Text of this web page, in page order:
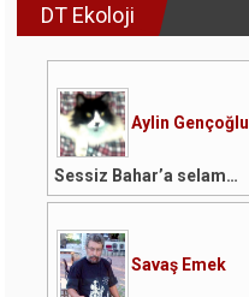
DT Ekoloji
Aylin Gençoğlu
Sessiz Bahar’a selam…
Savaş Emek